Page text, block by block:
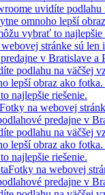
uvidíte podlahu
omnoho lepší
vybrať to najlepšie
stránke sú len
v Bratislave a
podlahu na väčšej
lepší obraz ako
najlepšie riešenie.
Fotky na webovej
predajne v
podlahu na väčšej
lepší obraz ako
najlepšie riešenie.
Fotky na webovej
predajne v